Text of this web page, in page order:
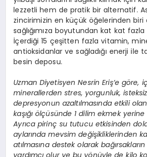
lezzetli hem de pratik bir alternatif.
zincirimizin en küçük öğelerinden biri
sağlığımıza boyutundan kat kat fazla
İçerdiği 15 çeşitten fazla vitamin,
antioksidanlar ve sağladığı enerji ile
besin deposu.
Uzman Diyetisyen Nesrin Eriş’e göre,
minerallerden stres, yorgunluk,
depresyonun azaltılmasında etkili
kaşığı ölçüsünde 1 dilim ekmek
Ayrıca pirinç su tutucu etkisinden
aylarında mevsim değişikliklerinden
atılmasına destek olarak